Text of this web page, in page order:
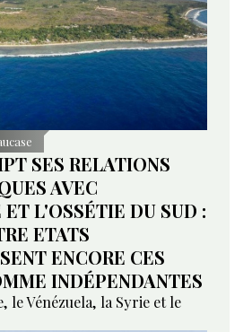
SES RELATIONS
AVEC
L'OSSÉTIE DU SUD :
ETATS
ENCORE CES
INDÉPENDANTES
le Vénézuela, la Syrie et le